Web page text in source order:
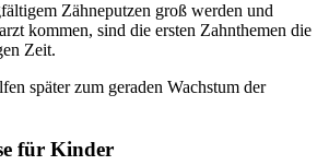
Zähneputzen groß werden und
kommen, sind die ersten Zahnthemen die
Zeit.
später zum geraden Wachstum der
für Kinder